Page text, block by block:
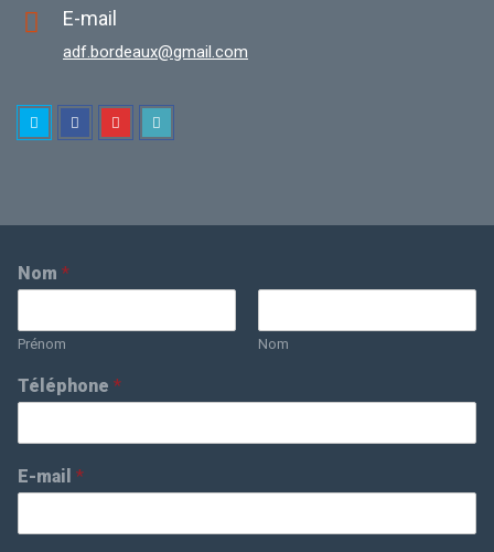
E-mail
adf.bordeaux@gmail.com
Nom *
Prénom Nom
Téléphone *
E-mail *